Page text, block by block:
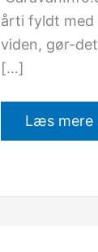
årti fyldt med
viden, gør-
[…]
Læs mere